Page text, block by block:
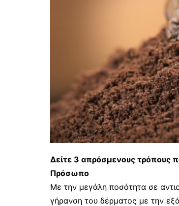
Δείτε 3 απρόσμενους τρόπους
Πρόσωπο
Με την μεγάλη ποσότητα σε
γήρανση του δέρματος με την